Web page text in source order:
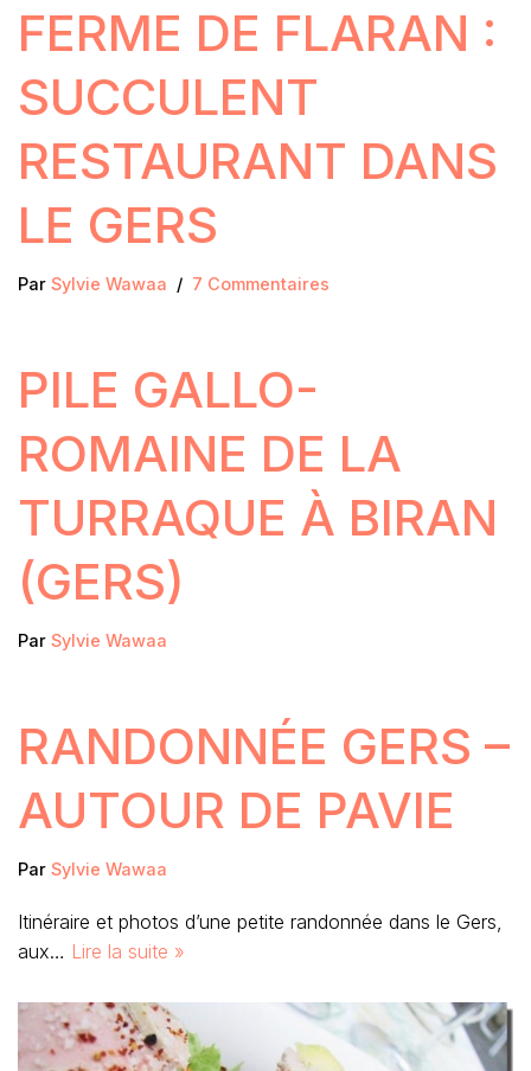
FERME DE FLARAN :
SUCCULENT
RESTAURANT DANS
LE GERS
Par Sylvie Wawaa 7 Commentaires
PILE GALLO-
ROMAINE DE LA
TURRAQUE À BIRAN
(GERS)
Par Sylvie Wawaa
RANDONNÉE GERS –
AUTOUR DE PAVIE
Par Sylvie Wawaa
Itinéraire et photos d’une petite randonnée dans le Gers,
aux… Lire la suite »